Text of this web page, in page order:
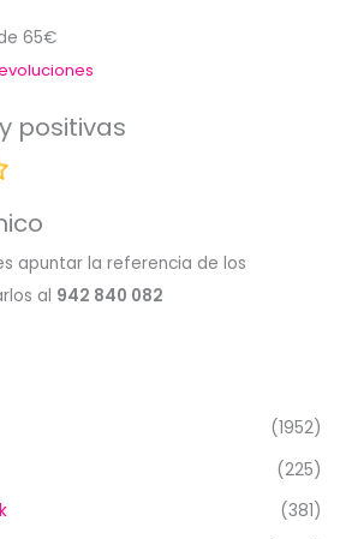
65€
positivas
apuntar la referencia de los
al 942 840 082
(1952)
(225)
(381)